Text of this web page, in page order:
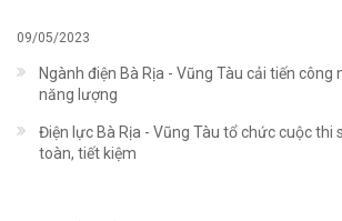
09/05/2023
Ngành điện Bà Rịa - Vũng Tàu cải tiến công
năng lượng
Điện lực Bà Rịa - Vũng Tàu tổ chức cuộc thi
toàn, tiết kiệm